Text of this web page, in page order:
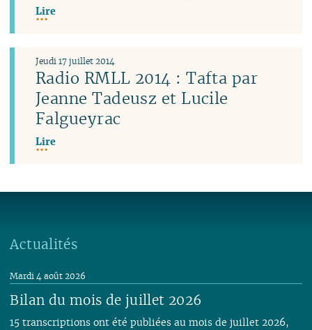
Lire
Radio RMLL 2014 : Tafta par
Jeanne Tadeusz et Lucile
Falgueyrac
Jeudi 17 juillet 2014
Lire
Actualités
Bilan du mois de juillet 2026
Mardi 4 août 2026
15 transcriptions ont été publiées au mois de juillet 2026,